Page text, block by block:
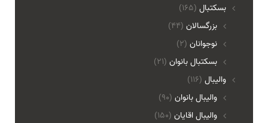
(165) بسکتبال
بزرگسالان (44)
نوجوانان (2)
بسکتبال بانوان (21)
(116) والیبال
واليبال بانوان (90)
واليبال اقايان (150)